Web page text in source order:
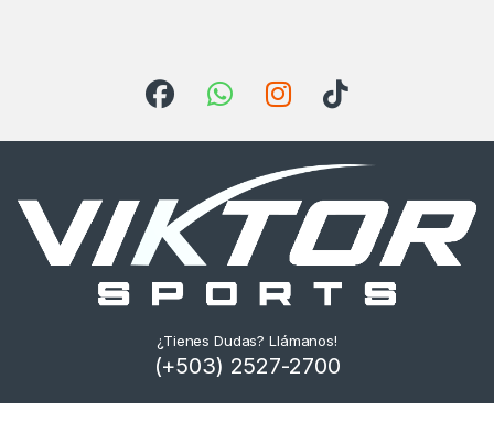
¿Tienes Dudas? Llámanos!
(+503) 2527-2700